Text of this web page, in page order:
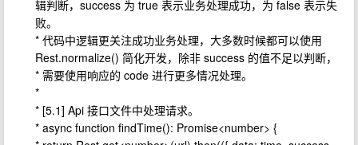
辑判断，success 为 true 表示业务处理成功，为 false 表示失
败。
* 代码中逻辑更关注成功业务处理，大多数时候都可以使用
Rest.normalize() 简化开发，除非 success 的值不足以判断，
* 需要使用响应的 code 进行更多情况处理。
*
* [5.1] Api 接口文件中处理请求。
* async function findTime(): Promise<number> {